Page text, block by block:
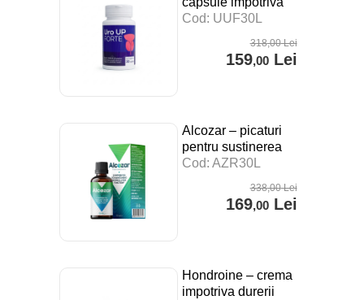
prostatitei – 30 cps
Cod: UUF30L
318,00Lei
159,00Lei
Alcozar – picaturi
pentru sustinerea
digestiei, a
impotriva stresului –
Cod: AZR30L
338,00Lei
169,00Lei
Hondroine – crema
impotriva durerii